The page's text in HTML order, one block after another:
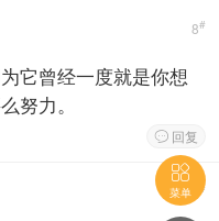
8#
它曾经一度就是你想
努力。
 回复
#

菜单